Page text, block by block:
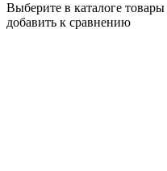
Выберите в каталоге
добавить к сравнению